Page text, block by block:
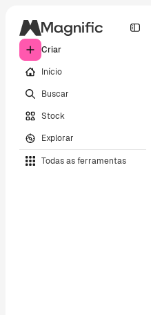
Criar
Início
Buscar
Stock
Explorar
Todas as ferramentas